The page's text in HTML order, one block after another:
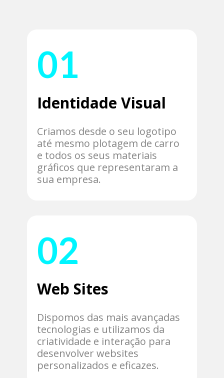
01
Identidade Visual
Criamos desde o seu logotipo
até mesmo plotagem de carro
e todos os seus materiais
gráficos que representaram a
sua empresa.
02
Web Sites
Dispomos das mais avançadas
tecnologias e utilizamos da
criatividade e interação para
desenvolver websites
personalizados e eficazes.